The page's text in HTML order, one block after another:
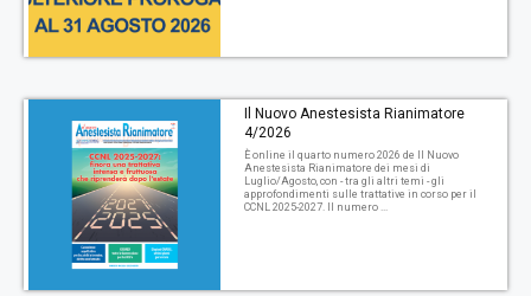
Il Nuovo Anestesista Rianimatore
4/2026
È online il quarto numero 2026 de Il Nuovo
Anestesista Rianimatore dei mesi di
Luglio/Agosto, con - tra gli altri temi - gli
approfondimenti sulle trattative in corso per il
CCNL 2025-2027. Il numero ...